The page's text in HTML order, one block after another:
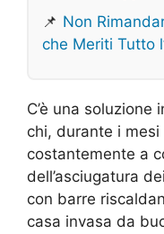
📌 Non
che Meriti Tutto
C’è una
chi, durante i
costantemente a
dell’asciugatura
con barre
casa invasa da